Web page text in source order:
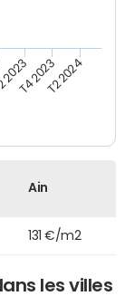
T4 2023T2 2024
Ain
131 €/m2
les villes